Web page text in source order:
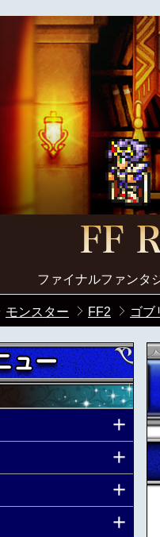
ファイナルファンタ
モンスター FF2 ゴブ